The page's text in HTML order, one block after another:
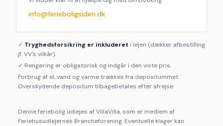
info@ferieboligsiden.dk
✓ Tryghedsforsikring er inkluderet i lejen (dækker afbestilling
jf. VV's vilkår).
✓ Rengøring er obligatorisk og indgår i den viste pris.
Forbrug af el, vand og varme trækkes fra depositummet.
Overskydende depositum tilbagebetales efter afrejse.
Denne feriebolig udlejes af VillaVilla, som er medlem af
Feriehusudlejernes Brancheforening. Eventuelle klager kan